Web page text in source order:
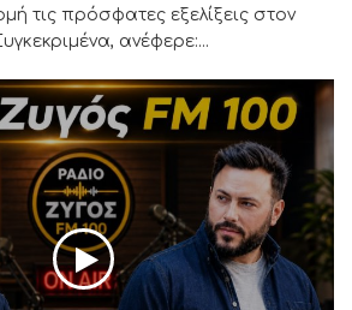
τις πρόσφατες εξελίξεις στον
ανέφερε:...